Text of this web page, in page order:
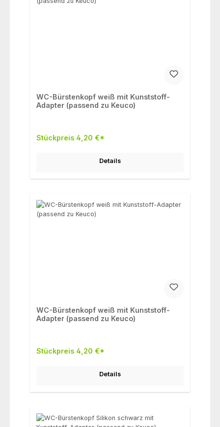
WC-Bürstenkopf weiß mit Kunststoff-
Adapter (passend zu Keuco)
Stückpreis 4,20 €*
Details
WC-Bürstenkopf weiß mit Kunststoff-
Adapter (passend zu Keuco)
Stückpreis 4,20 €*
Details